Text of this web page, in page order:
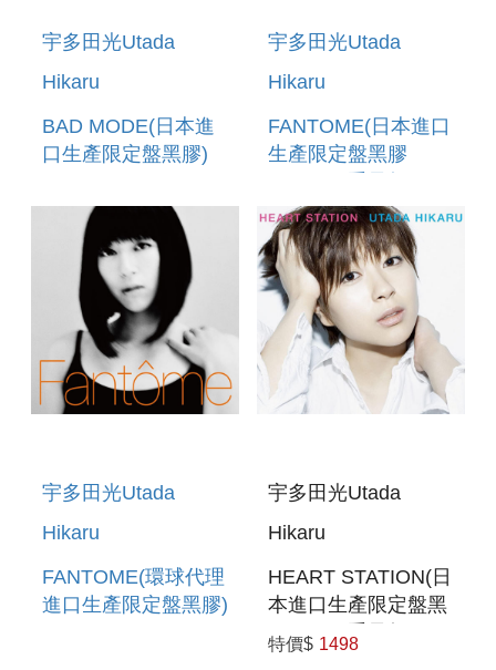
宇多田光Utada
Hikaru
BAD MODE(日本進
口生產限定盤黑膠)
宇多田光Utada
Hikaru
FANTOME(日本進口
生產限定盤黑膠
宇多田光Utada
Hikaru
FANTOME(環球代理
進口生產限定盤黑膠)
宇多田光Utada
Hikaru
HEART STATION(日
本進口生產限定盤黑
LP(180G重量盤))
特價$ 1498